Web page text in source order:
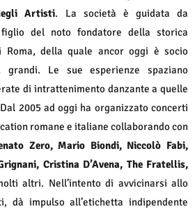
Artisti. La società è guidata da
figlio del noto fondatore della storica
Roma, della quale ancor oggi è socio
Le sue esperienze spaziano
di intrattenimento danzante a quelle
2005 ad oggi ha organizzato concerti
romane e italiane collaborando con
Zero, Mario Biondi, Niccolò Fabi,
Cristina D’Avena, The Fratellis,
altri. Nell’intento di avvicinarsi allo
dà impulso all’etichetta indipendente